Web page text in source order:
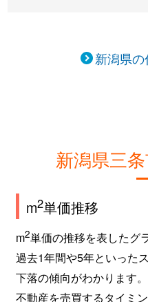
新潟県
新潟県三
m2単価推移
m2単価の推移を表したグ
過去1年間や5年といった
下落の傾向がわかります。
不動産を売買するタイミ